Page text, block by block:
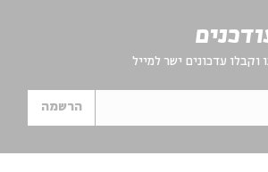
וקבלו עדכונים ישר למייל
הרשמה